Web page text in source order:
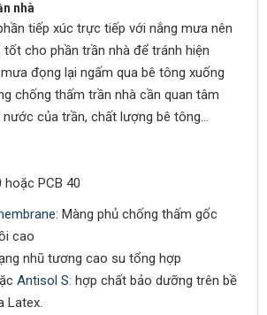
nhà
tiếp xúc trực tiếp với nắng mưa nên
tốt cho phần trần nhà để tránh hiện
đọng lại ngấm qua bê tông xuống
chống thấm trần nhà cần quan tâm
của trần, chất lượng bê tông…
hoặc PCB 40
: Màng phủ chống thấm gốc
cao
nhũ tương cao su tổng hợp
Antisol S: hợp chất bảo dưỡng trên bề
Latex.